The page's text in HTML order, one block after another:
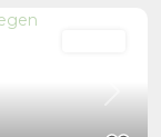
Next